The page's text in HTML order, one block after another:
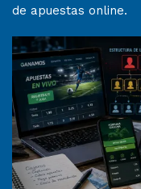
de apuestas online.